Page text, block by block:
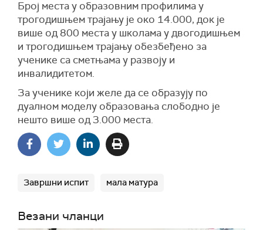
Број места у образовним профилима у
трогодишњем трајању је око 14.000, док је
више од 800 места у школама у двогодишњем
и трогодишњем трајању обезбеђено за
ученике са сметњама у развоју и
инвалидитетом.
За ученике који желе да се образују по
дуалном моделу образовања слободно је
нешто више од 3.000 места.
Завршни испит мала матура
Везани чланци